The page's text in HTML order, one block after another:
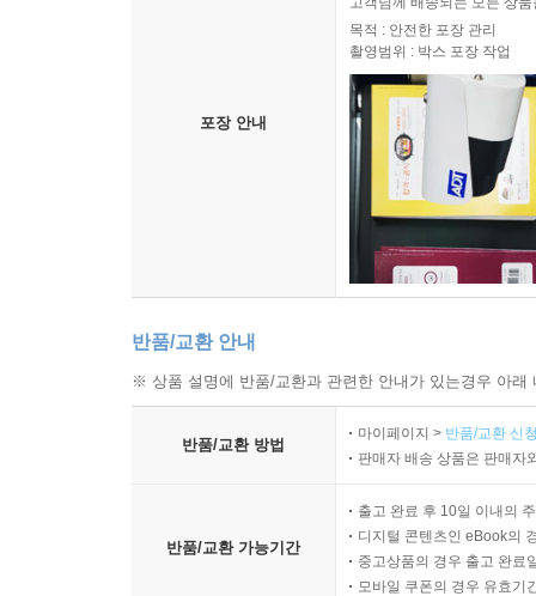
포장 안내
목적 : 안전한 포장 관리
촬영범위 : 박스 포장 작업
반품/교환 안내
※ 상품 설명에 반품/교환과 관련한 안내가 있는경우 아
반품/교환 방법
마이페이지 > 반품/교환 신
판매자 배송 상품은 판매자
반품/교환 가능기간
출고 완료 후 10일 이내의
디지털 콘텐츠인 eBook의
중고상품의 경우 출고 완료
모바일 쿠폰의 경우 유효기